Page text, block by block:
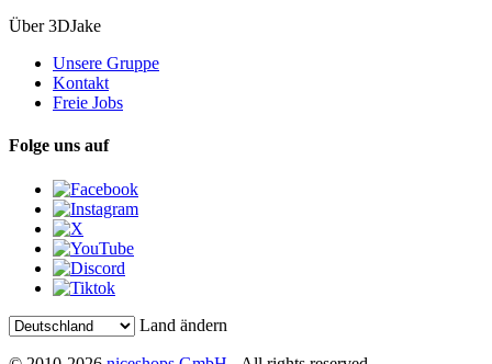
Über 3DJake
Unsere Gruppe
Kontakt
Freie Jobs
Folge uns auf
Land ändern